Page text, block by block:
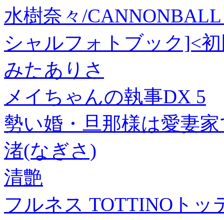
水樹奈々/
シャルフォトブック]<
みたありさ
メイちゃんの執事DX 5
勢い婚・旦那様は愛妻
渚(なぎさ)
清艶
フルネス TOTTINOト